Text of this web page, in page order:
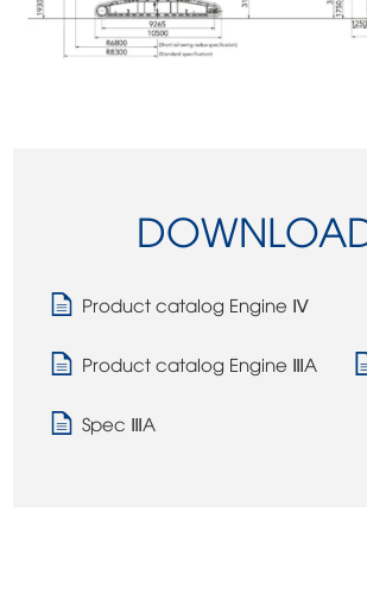
Product catalog Engine Ⅳ
Product catalog Engine ⅢA
Spec ⅢA